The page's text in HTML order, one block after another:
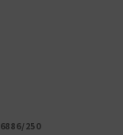
6886/250